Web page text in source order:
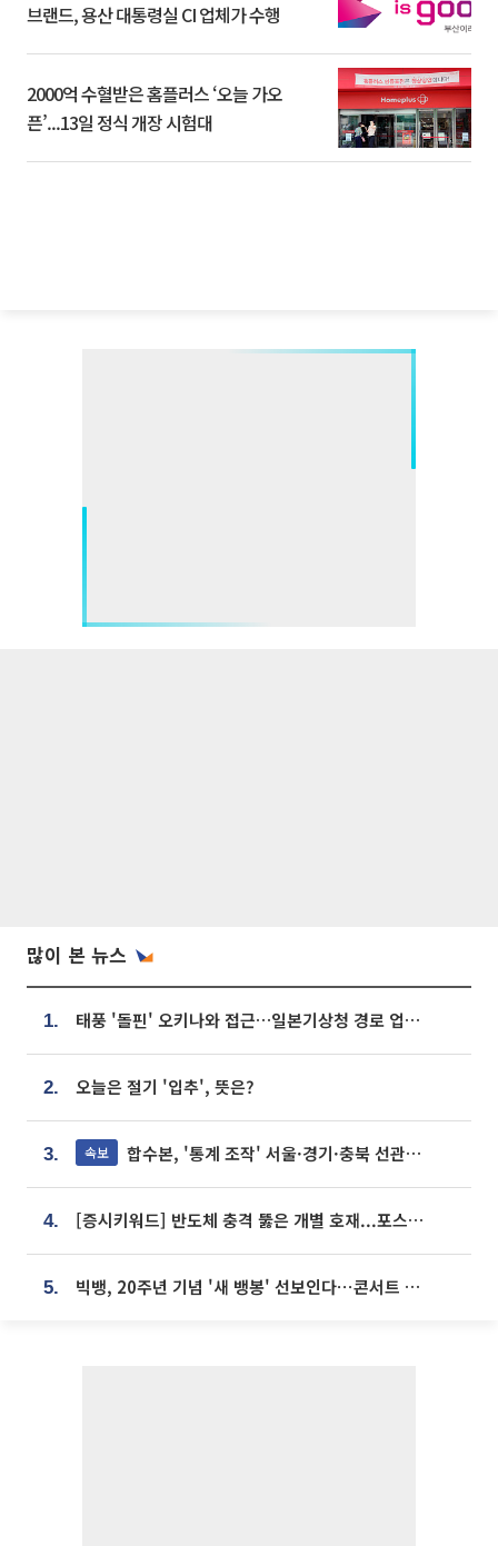
브랜드, 용산 대통령실 CI 업체가 수행
2000억 수혈받은 홈플러스 ‘오늘 가오
픈’...13일 정식 개장 시험대
많이 본 뉴스
1. 태풍 '돌핀' 오키나와 접근…일본기상청 경로 업데이트
2. 오늘은 절기 '입추', 뜻은?
3. 속보 합수본, '통계 조작' 서울·경기·충북 선관위 등 추가 압수수색
4. [증시키워드] 반도체 충격 뚫은 개별 호재...포스코퓨처엠·에코프로·한화솔루션 '눈길'
5. 빅뱅, 20주년 기념 '새 뱅봉' 선보인다⋯콘서트 앞두고 팝업 개최